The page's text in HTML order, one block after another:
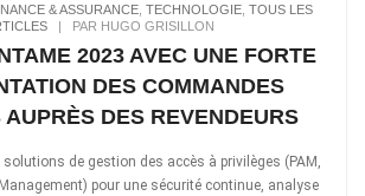
& ASSURANCE TECHNOLOGIE TOUS LES
| PAR HUGO GRISILLON
2023 AVEC UNE FORTE
DES COMMANDES
AUPRÈS DES REVENDEURS
solutions de gestion des accès à privilèges (PAM,
pour une sécurité continue, analyse